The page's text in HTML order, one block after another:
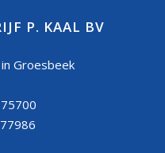
P. KAAL BV
Groesbeek